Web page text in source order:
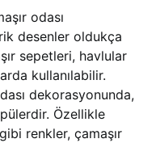
odası
desenler oldukça
sepetleri, havlular
kullanılabilir.
dekorasyonunda,
Özellikle
renkler, çamaşır